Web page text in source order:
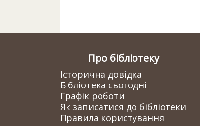
Про бібліотеку
Історична довідка
Бібліотека сьогодні
Графік роботи
Як записатися до бібліотеки
Правила користування